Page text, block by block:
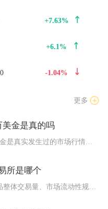
+7.63%
+6.1%
-1.04%
更多
美金是真的吗
比特币突破4万美金是真实发生过的市场行情，并非虚假传闻，在加...
所是哪个
综合现货与衍生品整体交易量、市场流动性规模来看，当前全球规模...